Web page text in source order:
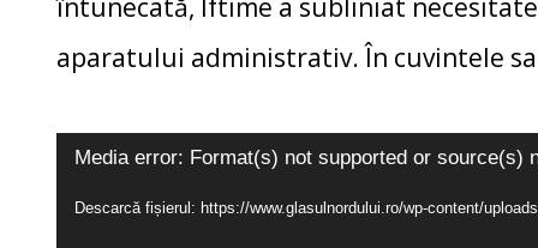
întunecată, Iftime a subliniat
aparatului administrativ. În cuvintele
Player
video
Media error: Format(s) not supported or source(s)
Descarcă fișierul: https://www.glasulnordului.ro/wp-content/